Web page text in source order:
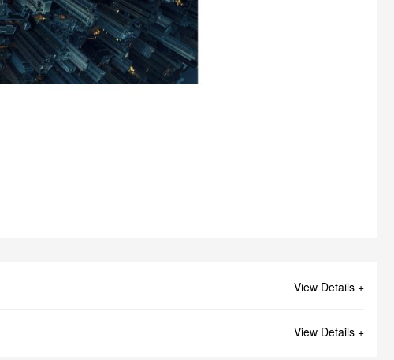
View Details +
View Details +